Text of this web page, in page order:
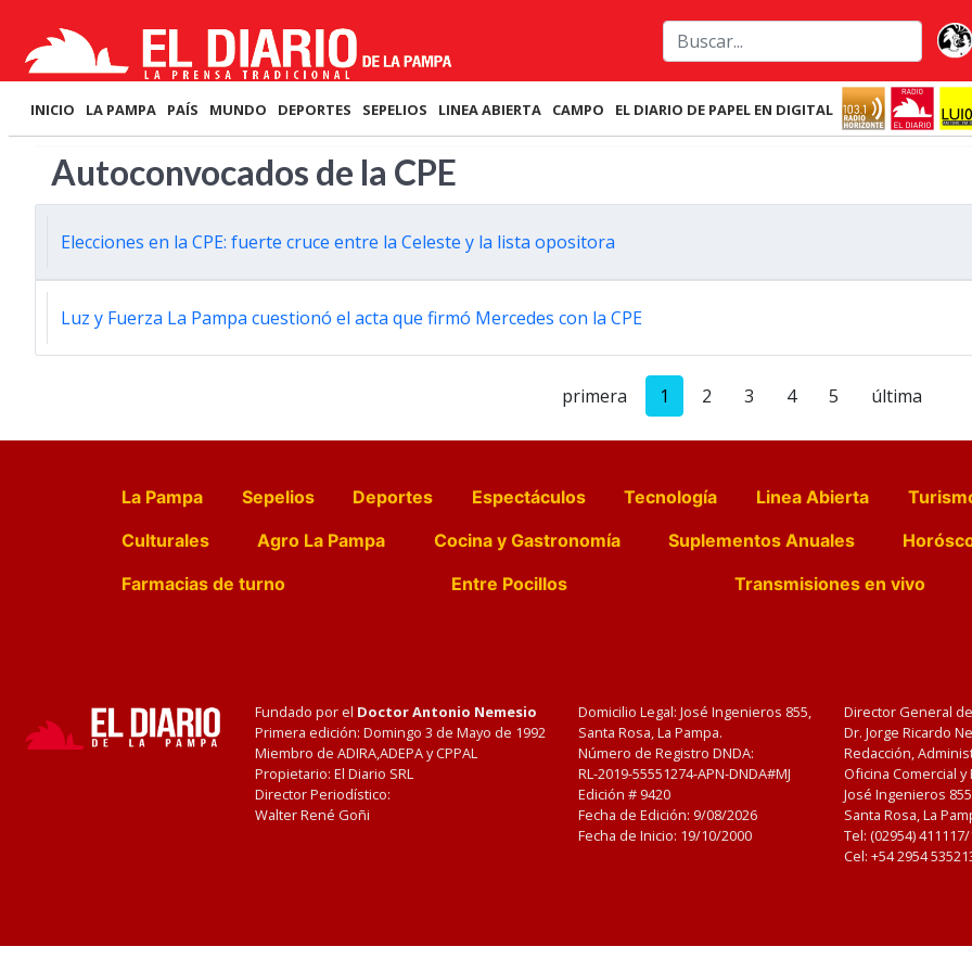
INICIO LA PAMPA PAÍS MUNDO DEPORTES SEPELIOS LINEA ABIERTA CAMPO EL DIARIO DE PAPEL EN DIGITAL
Autoconvocados de la CPE
Elecciones en la CPE: fuerte cruce entre la Celeste y la lista opositora
Luz y Fuerza La Pampa cuestionó el acta que firmó Mercedes con la CPE
primera 1 2 3 4 5 última
La Pampa Sepelios Deportes Espectáculos Tecnología Linea Abierta
Culturales
Agro La Pampa Cocina y Gastronomía Suplementos Anuales
Farmacias de turno
Entre Pocillos Transmisiones en vivo
Fundado por el Doctor Antonio Nemesio
Primera edición: Domingo 3 de Mayo de 1992
Miembro de ADIRA,ADEPA y CPPAL
Propietario: El Diario SRL
Director Periodístico:
Walter René Goñi
Domicilio Legal: José Ingenieros 855,
Santa Rosa, La Pampa.
Número de Registro DNDA:
RL-2019-55551274-APN-DNDA#MJ
Edición # 9420
Fecha de Edición: 9/08/2026
Fecha de Inicio: 19/10/2000
Director General
Dr. Jorge Ricardo
Redacción,
Oficina Comercial
José Ingenieros
Santa Rosa, La
Tel: (02954)
Cel: +54 2954